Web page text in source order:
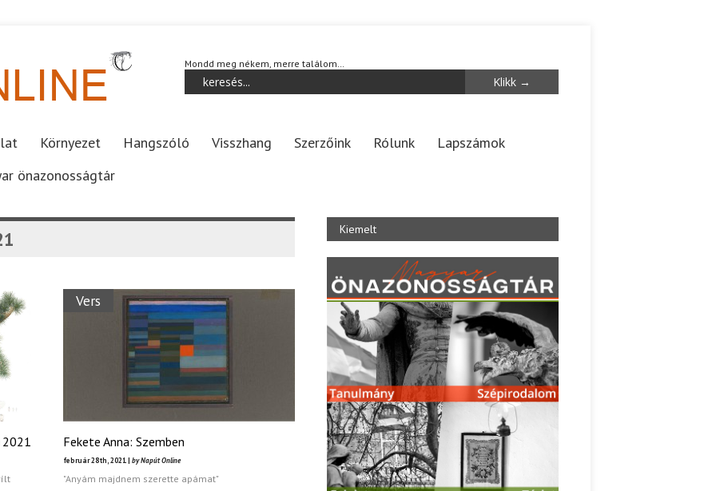
Mondd meg nékem, merre találom…
Környezet Hangszóló Visszhang Szerzőink Rólunk
Lapszámok
önazonosságtár
Vers
Fekete Anna: Szemben
február 28th, 2021 | by Napút Online
"Anyám majdnem szerette apámat"
Kiemelt